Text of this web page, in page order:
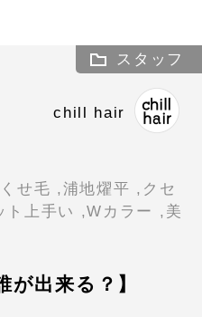
スタッフ
chill hair
くせ毛 , 浦地燿平 , クセ
ト上手い ,Wカラー , 美
が出来る？】